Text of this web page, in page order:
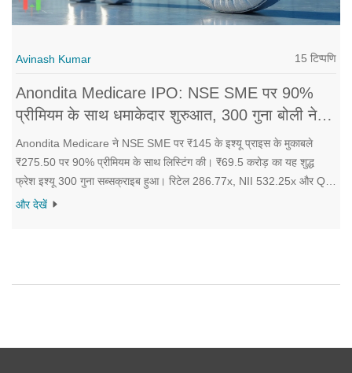
Avinash Kumar 15 टिप्पणि
Anondita Medicare IPO: NSE SME पर 90%
प्रीमियम के साथ धमाकेदार शुरुआत, 300 गुना बोली ने
बनाया नया बेंचमार्क
Anondita Medicare ने NSE SME पर ₹145 के इश्यू प्राइस के मुकाबले
₹275.50 पर 90% प्रीमियम के साथ लिस्टिंग की। ₹69.5 करोड़ का यह शुद्ध
फ्रेश इश्यू 300 गुना सब्सक्राइब हुआ। रिटेल 286.77x, NII 532.25x और QIB
61.4x रहे। कंपनी COBRA ब्रांड से जानी जाती है और 562 मिलियन वार्षिक
और देखें